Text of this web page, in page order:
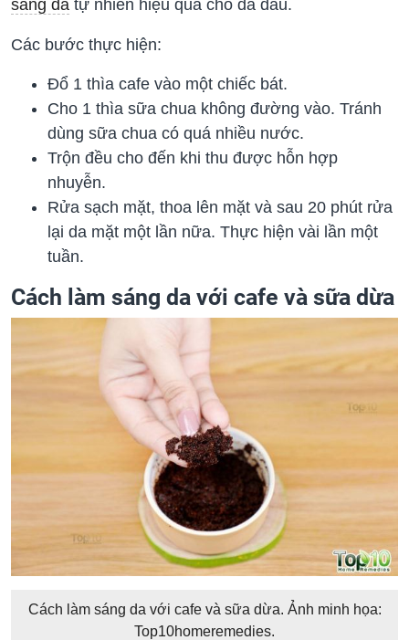
sáng da tự nhiên hiệu quả cho da dầu.
Các bước thực hiện:
Đổ 1 thìa cafe vào một chiếc bát.
Cho 1 thìa sữa chua không đường vào. Tránh
dùng sữa chua có quá nhiều nước.
Trộn đều cho đến khi thu được hỗn hợp
nhuyễn.
Rửa sạch mặt, thoa lên mặt và sau 20 phút rửa
lại da mặt một lần nữa. Thực hiện vài lần một
tuần.
Cách làm sáng da với cafe và sữa dừa
Cách làm sáng da với cafe và sữa dừa. Ảnh minh họa:
Top10homeremedies.